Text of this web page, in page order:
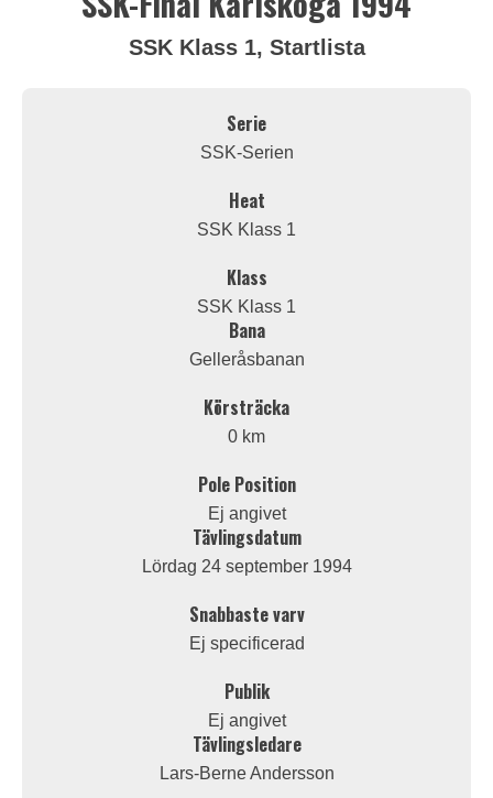
SSK Klass 1, Startlista
Serie
SSK-Serien
Heat
SSK Klass 1
Klass
SSK Klass 1
Bana
Gelleråsbanan
Körsträcka
0 km
Pole Position
Ej angivet
Tävlingsdatum
Lördag 24 september 1994
Snabbaste varv
Ej specificerad
Publik
Ej angivet
Tävlingsledare
Lars-Berne Andersson